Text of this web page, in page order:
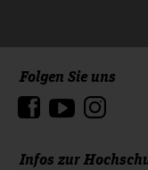
Infos zur
Folgen Sie uns